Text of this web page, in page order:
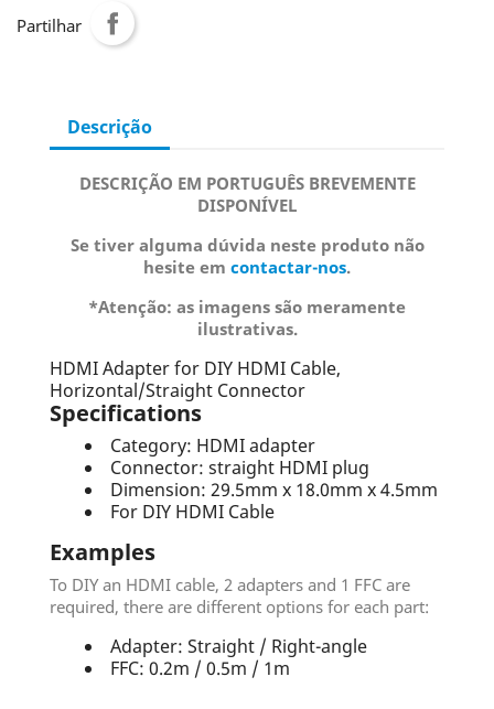
Partilhar
Descrição
DESCRIÇÃO EM PORTUGUÊS BREVEMENTE
DISPONÍVEL
Se tiver alguma dúvida neste produto não
hesite em contactar-nos.
*Atenção: as imagens são meramente
ilustrativas.
HDMI Adapter for DIY HDMI Cable,
Horizontal/Straight Connector
Specifications
Category: HDMI adapter
Connector: straight HDMI plug
Dimension: 29.5mm x 18.0mm x 4.5mm
For DIY HDMI Cable
Examples
To DIY an HDMI cable, 2 adapters and 1 FFC are
required, there are different options for each part:
Adapter: Straight / Right-angle
FFC: 0.2m / 0.5m / 1m